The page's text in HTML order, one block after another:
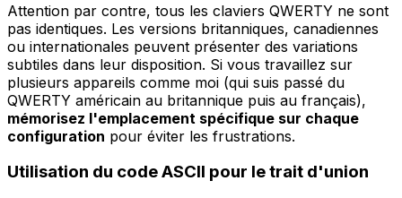
Attention par contre, tous les claviers QWERTY ne sont
pas identiques. Les versions britanniques, canadiennes
ou internationales peuvent présenter des variations
subtiles dans leur disposition. Si vous travaillez sur
plusieurs appareils comme moi (qui suis passé du
QWERTY américain au britannique puis au français),
mémorisez l'emplacement spécifique sur chaque
configuration pour éviter les frustrations.
Utilisation du code ASCII pour le trait d'union